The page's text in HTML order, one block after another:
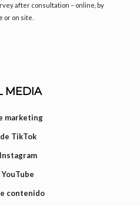
after consultation – online, by
or on site.
MEDIA
marketing
TikTok
contenido